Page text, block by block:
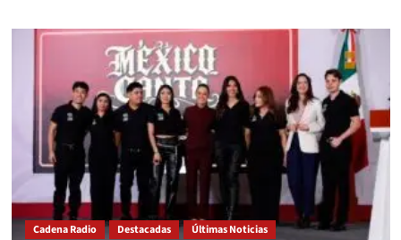
Cadena Radio Destacadas Últimas Noticias